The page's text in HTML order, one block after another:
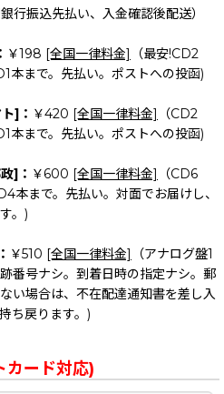
行振込先払い、入金確認後配送）
￥198 [全国一律料金]
（最安!CD2
本まで。先払い。ポストへの投函)
]： ￥420 [全国一律料金]
（CD2
本まで。先払い。ポストへの投函)
]： ￥600 [全国一律料金]
（CD6
本まで。先払い。対面でお届けし、
。)
￥510 [全国一律料金]
（アナログ盤1
番号ナシ。到着日時の指定ナシ。郵
い場合は、不在配達通知書を差し入
ち戻ります。)
カード対応)